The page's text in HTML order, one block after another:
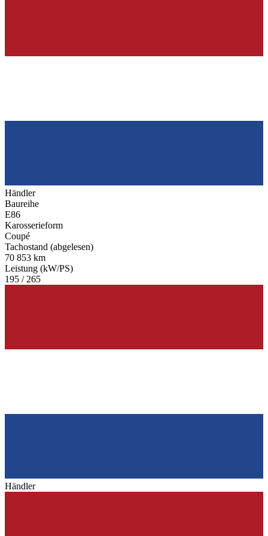
Händler
Baureihe
E86
Karosserieform
Coupé
Tachostand (abgelesen)
70 853 km
Leistung (kW/PS)
195 / 265
Händler